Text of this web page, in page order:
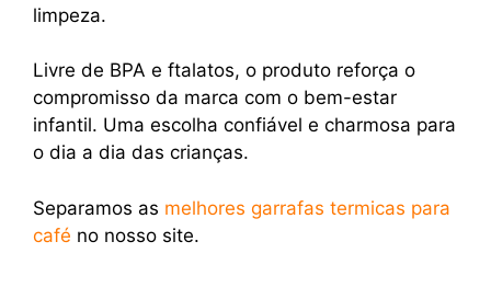
limpeza.
Livre de BPA e ftalatos, o produto reforça o
compromisso da marca com o bem-estar
infantil. Uma escolha confiável e charmosa para
o dia a dia das crianças.
Separamos as melhores garrafas termicas para
café no nosso site.